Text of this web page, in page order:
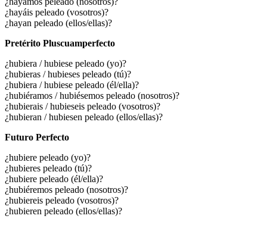
¿hayáis peleado (vosotros)?
¿hayan peleado (ellos/ellas)?
Pretérito Pluscuamperfecto
¿hubiera / hubiese peleado (yo)?
¿hubieras / hubieses peleado (tú)?
¿hubiera / hubiese peleado (él/ella)?
¿hubiéramos / hubiésemos peleado (nosotros)?
¿hubierais / hubieseis peleado (vosotros)?
¿hubieran / hubiesen peleado (ellos/ellas)?
Futuro Perfecto
¿hubiere peleado (yo)?
¿hubieres peleado (tú)?
¿hubiere peleado (él/ella)?
¿hubiéremos peleado (nosotros)?
¿hubiereis peleado (vosotros)?
¿hubieren peleado (ellos/ellas)?